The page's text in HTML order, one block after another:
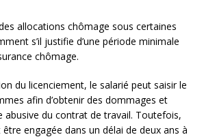
allocations chômage sous certaines
s’il justifie d’une période minimale
chômage.
du licenciement, le salarié peut saisir le
afin d’obtenir des dommages et
abusive du contrat de travail. Toutefois,
engagée dans un délai de deux ans à